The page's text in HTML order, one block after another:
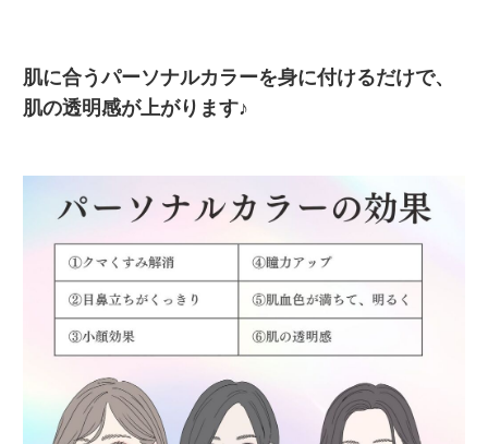
肌に合うパーソナルカラーを身に付けるだけで、
肌の透明感が上がります♪